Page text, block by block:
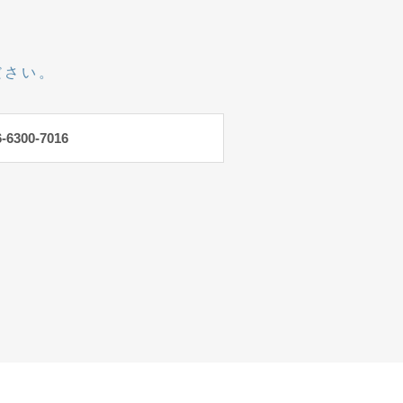
い。
6300-7016